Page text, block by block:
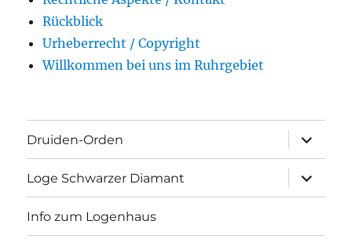
Rückblick
Urheberrecht / Copyright
Willkommen bei uns im Ruhrgebiet
Druiden-Orden
öffnen
Loge Schwarzer Diamant
öffnen
Info zum Logenhaus